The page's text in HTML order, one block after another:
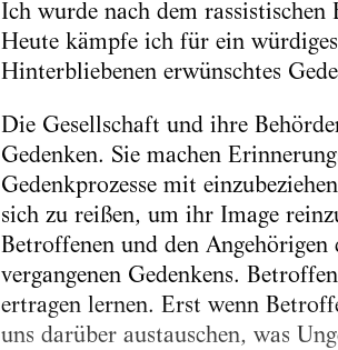
Ich wurde nach dem
Heute kämpfe ich für ein
Hinterbliebenen erwünschtes
Die Gesellschaft und ihre
Gedenken. Sie machen
Gedenkprozesse mit
sich zu reißen, um ihr Image
Betroffenen und den
vergangenen Gedenkens.
ertragen lernen. Erst wenn
uns darüber austauschen, was